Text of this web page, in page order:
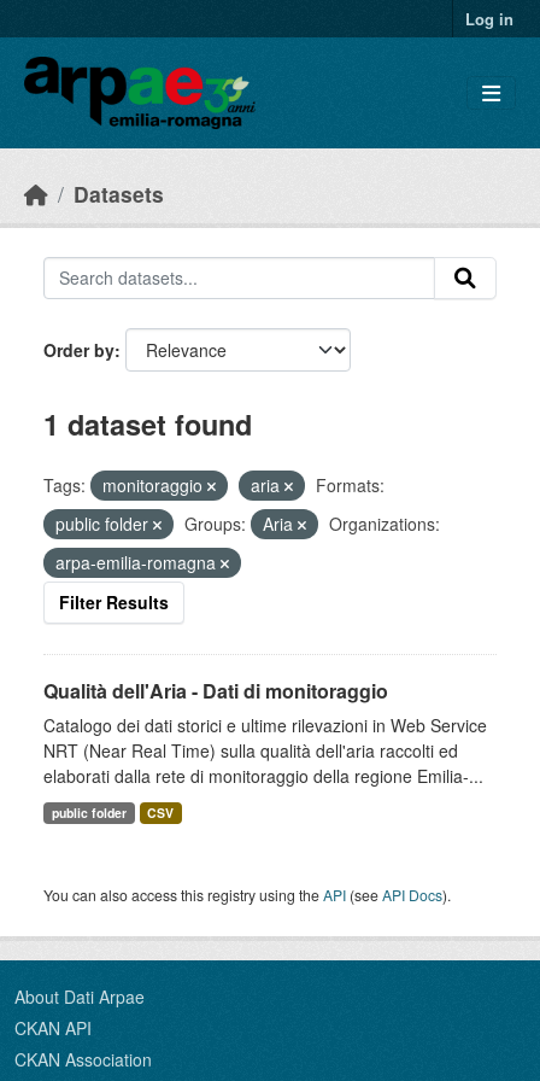
Log in
Datasets
Order by
1 dataset found
Tags: monitoraggio aria
Formats:
public folder
Groups: Aria
Organizations:
arpa-emilia-romagna
Filter Results
Qualità dell'Aria - Dati di monitoraggio
Catalogo dei dati storici e ultime rilevazioni in Web Service
NRT (Near Real Time) sulla qualità dell'aria raccolti ed
elaborati dalla rete di monitoraggio della regione Emilia-...
public folder CSV
You can also access this registry using theAPI (seeAPI Docs).
About Dati Arpae
CKAN API
CKAN Association